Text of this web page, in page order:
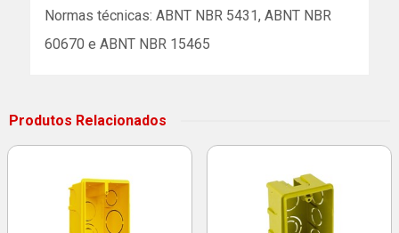
Normas técnicas: ABNT NBR 5431, ABNT NBR
60670 e ABNT NBR 15465
Produtos Relacionados